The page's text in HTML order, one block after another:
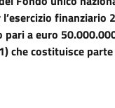
finanziario
a euro
che costituisce